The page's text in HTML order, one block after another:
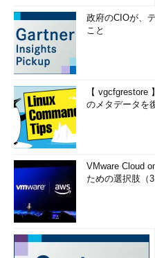
政府のCIOが、
こと
【
のメタデータを
VMware Cloud
ための選択肢（